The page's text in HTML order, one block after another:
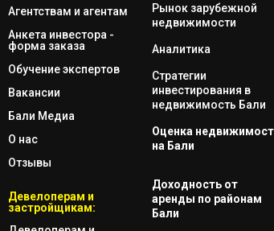
Агентствам и агентам
Анкета инвестора -
форма заказа
Обучение экспертов
Вакансии
Бали Медиа
О нас
Отзывы
Девелоперам и
застройщикам:
Рынок зарубежной
недвижимости
Аналитика
Стратегии
инвестирования в
недвижимость Бали
Оценка
на Бали
Доходность от
аренды по районам
Бали